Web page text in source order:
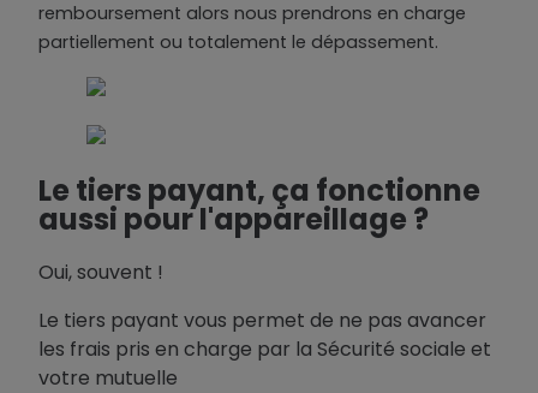
remboursement alors nous prendrons en charge
partiellement ou totalement le dépassement.
Le tiers payant, ça fonctionne
aussi pour l'appareillage ?
Oui, souvent !
Le tiers payant vous permet de ne pas avancer
les frais pris en charge par la Sécurité sociale et
votre mutuelle